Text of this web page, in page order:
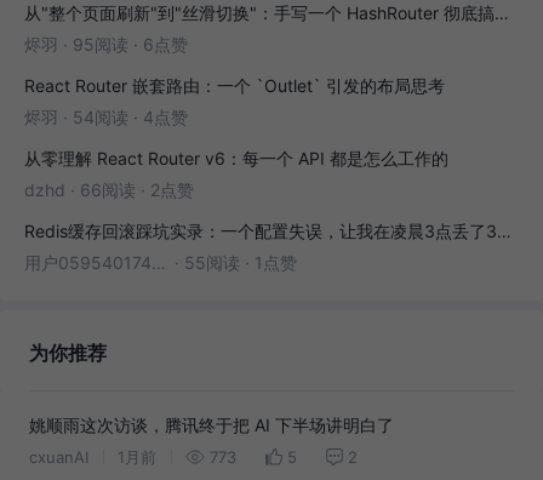
从"整个页面刷新"到"丝滑切换"：手写一个 HashRouter 彻底搞懂前端路由
烬羽 · 95阅读 · 6点赞
React Router 嵌套路由：一个 `Outlet` 引发的布局思考
烬羽 · 54阅读 · 4点赞
从零理解 React Router v6：每一个 API 都是怎么工作的
dzhd · 66阅读 · 2点赞
Redis缓存回滚踩坑实录：一个配置失误，让我在凌晨3点丢了3000条数据
用户05954017446 · 55阅读 · 1点赞
为你推荐
姚顺雨这次访谈，腾讯终于把 AI 下半场讲明白了
cxuanAI 1月前 773 5 2